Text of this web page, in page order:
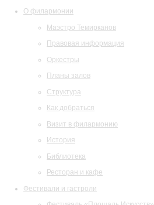
О филармонии
Маэстро Темирканов
Правовая информация
Оркестры
Планы залов
Структура
Как добраться
Визит в филармонию
История
Библиотека
Ресторан и кафе
Фестивали и гастроли